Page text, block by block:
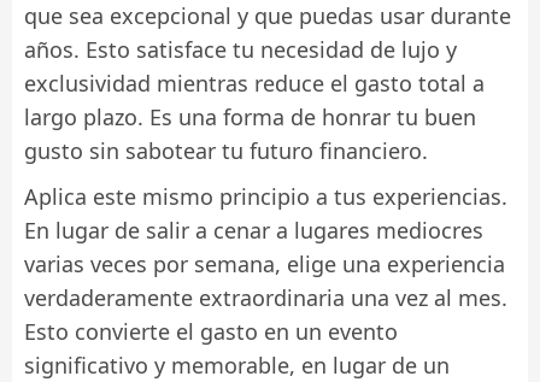
que sea excepcional y que puedas usar durante
años. Esto satisface tu necesidad de lujo y
exclusividad mientras reduce el gasto total a
largo plazo. Es una forma de honrar tu buen
gusto sin sabotear tu futuro financiero.
Aplica este mismo principio a tus experiencias.
En lugar de salir a cenar a lugares mediocres
varias veces por semana, elige una experiencia
verdaderamente extraordinaria una vez al mes.
Esto convierte el gasto en un evento
significativo y memorable, en lugar de un